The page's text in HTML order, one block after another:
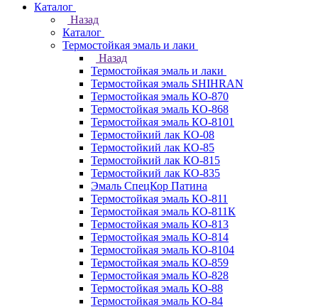
Каталог
Назад
Каталог
Термостойкая эмаль и лаки
Назад
Термостойкая эмаль и лаки
Термостойкая эмаль SHIHRAN
Термостойкая эмаль КО-870
Термостойкая эмаль КО-868
Термостойкая эмаль КО-8101
Термостойкий лак КО-08
Термостойкий лак КО-85
Термостойкий лак КО-815
Термостойкий лак КО-835
Эмаль СпецКор Патина
Термостойкая эмаль КО-811
Термостойкая эмаль КО-811К
Термостойкая эмаль КО-813
Термостойкая эмаль КО-814
Термостойкая эмаль КО-8104
Термостойкая эмаль КО-859
Термостойкая эмаль КО-828
Термостойкая эмаль КО-88
Термостойкая эмаль КО-84